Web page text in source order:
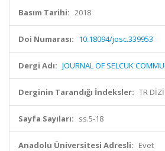
Basım Tarihi: 2018
Doi Numarası: 10.18094/josc.339953
Dergi Adı: JOURNAL OF SELCUK
Derginin Tarandığı İndeksler: TR
Sayfa Sayıları: ss.5-18
Anadolu Üniversitesi Adresli: Evet